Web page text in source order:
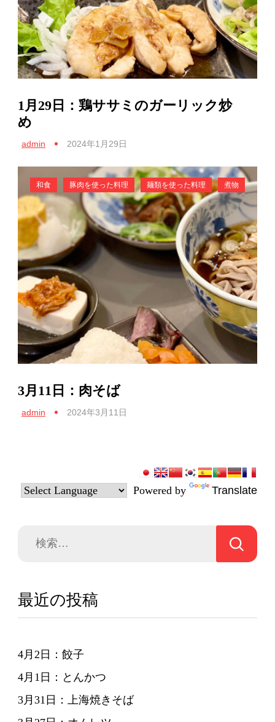
1月29日：鶏ササミのガーリック炒
め
admin 2024年1月29日
和食 豚肉を使った料理 麺類を使った料理 煮物
3月11日：肉そば
admin 2024年3月11日
Powered by Translate
最近の投稿
4月2日：餃子
4月1日：とんかつ
3月31日：上海焼きそば